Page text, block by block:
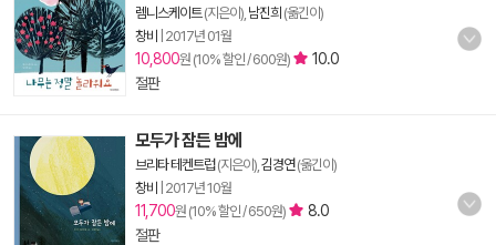
렘니스케이트(지은이), 남진희 (옮긴이)
창비
2017년 01월
10,800원 (10% 할인 / 600원)
10.0
절판
모두가 잠든 밤에
브리타 테켄트럽(지은이), 김경연(옮긴이)
창비
2017년 10월
11,700원 (10% 할인 / 650원)
8.0
절판